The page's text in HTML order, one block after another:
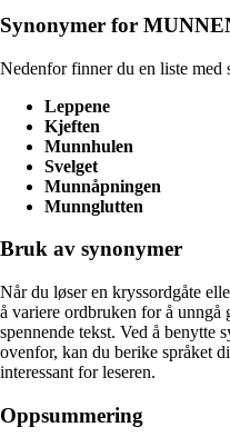
Synonymer for
Nedenfor finner du en liste
Leppene
Kjeften
Munnhulen
Svelget
Munnåpningen
Munnglutten
Bruk av synonymer
Når du løser en kryssordgåte
å variere ordbruken for å unngå
spennende tekst. Ved å benytte
ovenfor, kan du berike språket
interessant for leseren.
Oppsummering